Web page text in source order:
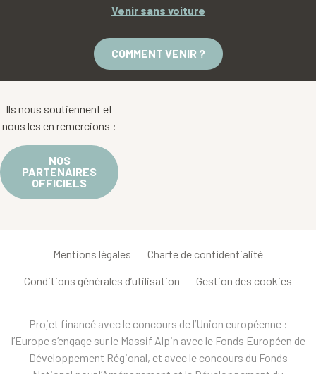
Venir sans voiture
COMMENT VENIR ?
Ils nous soutiennent et
nous les en remercions :
NOS
PARTENAIRES
OFFICIELS
Mentions légales Charte de confidentialité
Conditions générales d’utilisation Gestion des cookies
Projet financé avec le concours de l’Union européenne :
l’Europe s’engage sur le Massif Alpin avec le Fonds Européen de
Développement Régional, et avec le concours du Fonds